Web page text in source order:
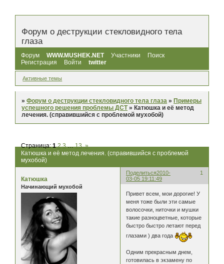
Форум о деструкции стекловидного тела
глаза
Форум WWW.MUSHEK.NET Участники
Поиск
Регистрация
Войти twitter
Активные темы
»Форум о деструкции стекловидного тела глаза »Примеры
успешного решения проблемы ДСТ »Катюшка и её метод
лечения. (справившийся с проблемой мухобой)
Катюшка и её метод лечения. (справившийся с проблемой
мухобой)
Страница:1 2 3 … 13 »
Поделиться 1
2010-
03-05 19:11:49
Катюшка
Начинающий мухобой
Привет всем, мои дорогие! У
меня тоже были эти самые
волосочки, ниточки и мушки
такие разноцветные, которые
быстро быстро летают перед
глазами ) два года
Одним прекрасным днем,
готовилась в экзамену по